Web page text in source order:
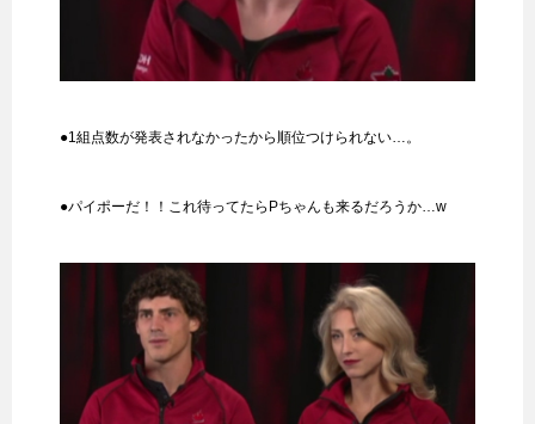
●1組点数が発表されなかったから順位つけられない…。
●パイポーだ！！これ待ってたらPちゃんも来るだろうか…w